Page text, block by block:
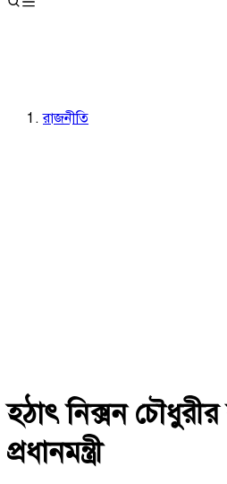
রাজনীতি
হঠাৎ নিক্সন চৌধুরীর
প্রধানমন্ত্রী